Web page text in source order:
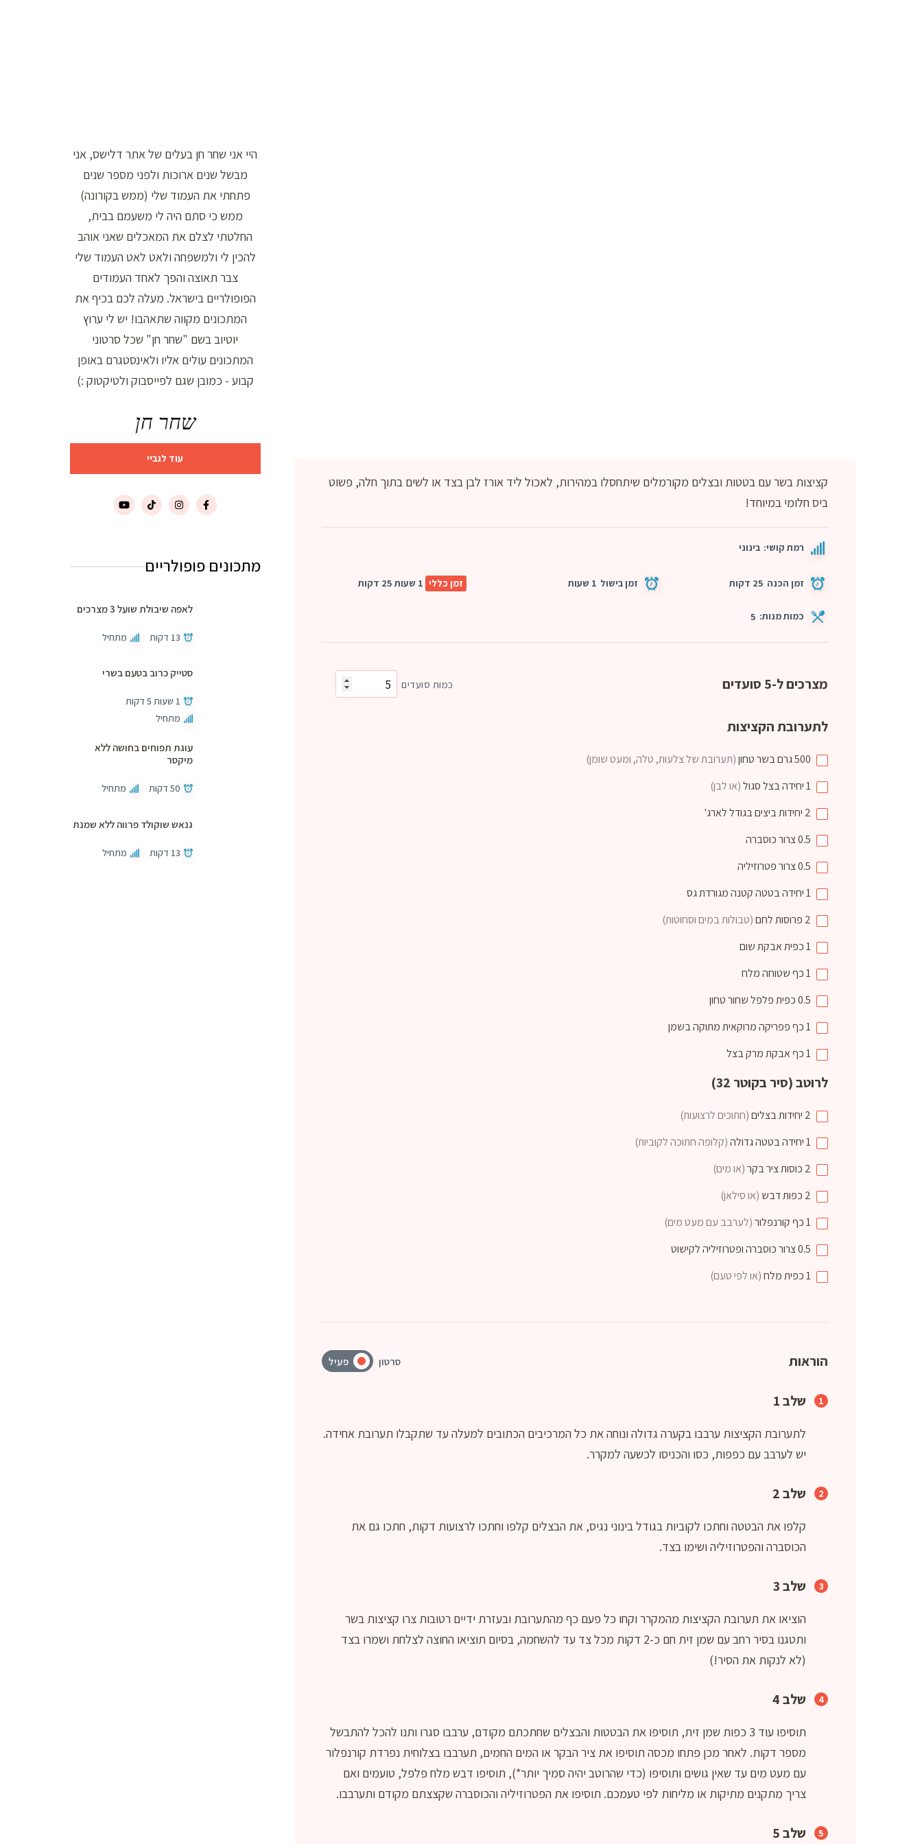
קציצות בשר עם בטטות ובצלים מקורמלים שיתחסלו במהירות, לאכול ליד אורז לבן בצד או לשים בתוך חלה, פשוט
ביס חלומי במיוחד!
רמת קושי: בינוני
זמן הכנה 25 דקות זמן בישול 1 שעות זמן כללי 1 שעות 25 דקות
כמות מנות: 5
מצרכים ל-5 סועדים כמות סועדים
לתערובת הקציצות
500גרםבשר טחון(תערובת של צלעות, טלה, ומעט שומן)
1יחידהבצל סגול(או לבן)
2 יחידותביצים בגודל לארג'
0.5צרורכוסברה
0.5צרורפטרוזיליה
1יחידהבטטה קטנה מגורדת גס
2 פרוסותלחם(טבולות במים וסחוטות)
1כפיתאבקת שום
1כף שטוחהמלח
0.5כפיתפלפל שחור טחון
1כףפפריקה מרוקאית מתוקה בשמן
1כףאבקת מרק בצל
לרוטב (סיר בקוטר 32)
2 יחידותבצלים(חתוכים לרצועות)
1יחידהבטטה גדולה(קלופה חתוכה לקוביות)
2 כוסותציר בקר(או מים)
2 כפותדבש (או סילאן)
1כףקורנפלור(לערבב עם מעט מים)
0.5צרורכוסברה ופטרוזיליה לקישוט
1כפיתמלח(או לפי טעם)
הוראות סרטון פעיל
שלב 1
לתערובת הקציצות ערבבו בקערה גדולה ונוחה את כל המרכיבים הכתובים למעלה עד שתקבלו תערובת אחידה.
יש לערבב עם כפפות, כסו והכניסו לכשעה למקרר.
שלב 2
קלפו את הבטטה וחתכו לקוביות בגודל בינוני נגיס, את הבצלים קלפו וחתכו לרצועות דקות, חתכו גם את
הכוסברה והפטרוזיליה ושימו בצד.
שלב 3
הוציאו את תערובת הקציצות מהמקרר וקחו כל פעם כף מהתערובת ובעזרת ידיים רטובות צרו קציצות בשר
ותטגנו בסיר רחב עם שמן זית חם כ-2 דקות מכל צד עד להשחמה, בסיום תוציאו החוצה לצלחת ושמרו בצד
(לא לנקות את הסיר!)
שלב 4
תוסיפו עוד 3 כפות שמן זית, תוסיפו את הבטטות והבצלים שחתכתם מקודם, ערבבו סגרו ותנו להכל להתבשל
מספר דקות. לאחר מכן פתחו מכסה תוסיפו את ציר הבקר או המים החמים, תערבבו בצלוחית נפרדת קורנפלור
עם מעט מים עד שאין גושים ותוסיפו (כדי שהרוטב יהיה סמיך יותר*), תוסיפו דבש מלח פלפל, טועמים ואם
צריך מתקנים מתיקות או מליחות לפי טעמכם. תוסיפו את הפטרוזיליה והכוסברה שקצצתם מקודם ותערבבו.
שלב 5
היי אני שחר חן בעלים של אתר דלישס, אני
מבשל שנים ארוכות ולפני מספר שנים
פתחתי את העמוד שלי (ממש בקורונה)
ממש כי סתם היה לי משעמם בבית,
החלטתי לצלם את המאכלים שאני אוהב
להכין לי ולמשפחה ולאט לאט העמוד שלי
צבר תאוצה והפך לאחד העמודים
הפופולריים בישראל. מעלה לכם בכיף את
המתכונים מקווה שתאהבו! יש לי ערוץ
יוטיוב בשם "שחר חן" שכל סרטוני
המתכונים עולים אליו ולאינסטגרם באופן
קבוע - כמובן שגם לפייסבוק ולטיקטוק :)
שחר חן
עוד לגביי
מתכונים פופולריים
לאפה שיבולת שועל 3 מצרכים
13 דקות מתחיל
סטייק כרוב בטעם בשרי
1 שעות 5 דקות
מתחיל
עוגת תפוחים בחושה ללא
מיקסר
50 דקות מתחיל
גנאש שוקולד פרווה ללא שמנת
13 דקות מתחיל